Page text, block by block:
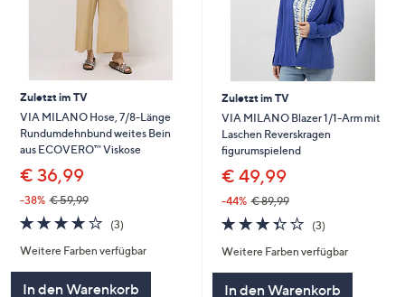
Zuletzt im TV
VIA MILANO Hose, 7/8-Länge
Rundumdehnbund weites Bein
aus ECOVERO™ Viskose
€ 36,99
-38% € 59,99
3.7
von
5
(3)3
Weitere Farben verfügbar
In den Warenkorb
Zuletzt im TV
VIA MILANO Blazer 1/1-Arm mit
Laschen Reverskragen
figurumspielend
€ 49,99
-44% € 89,99
3.3
von
5
(3)3
Weitere Farben verfügbar
In den Warenkorb